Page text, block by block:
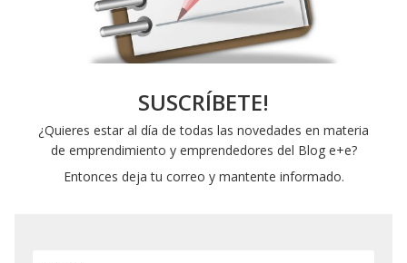
SUSCRÍBETE!
¿Quieres estar al día de todas las novedades en materia
de emprendimiento y emprendedores del Blog e+e?
Entonces deja tu correo y mantente informado.